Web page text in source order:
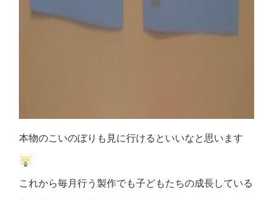
本物のこいのぼりも見に行けるといいなと思います
これから毎月行う製作でも子どもたちの成長している